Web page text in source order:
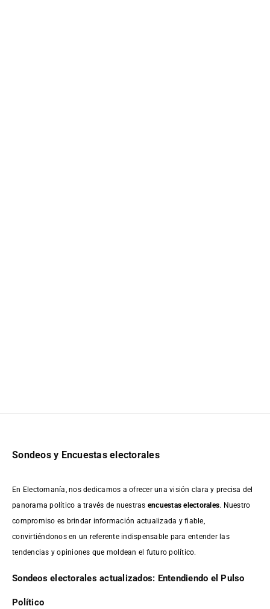
Sondeos y Encuestas electorales
En Electomanía, nos dedicamos a ofrecer una visión clara y precisa del
panorama político a través de nuestras encuestas electorales. Nuestro
compromiso es brindar información actualizada y fiable,
convirtiéndonos en un referente indispensable para entender las
tendencias y opiniones que moldean el futuro político.
Sondeos electorales actualizados: Entendiendo el Pulso
Político